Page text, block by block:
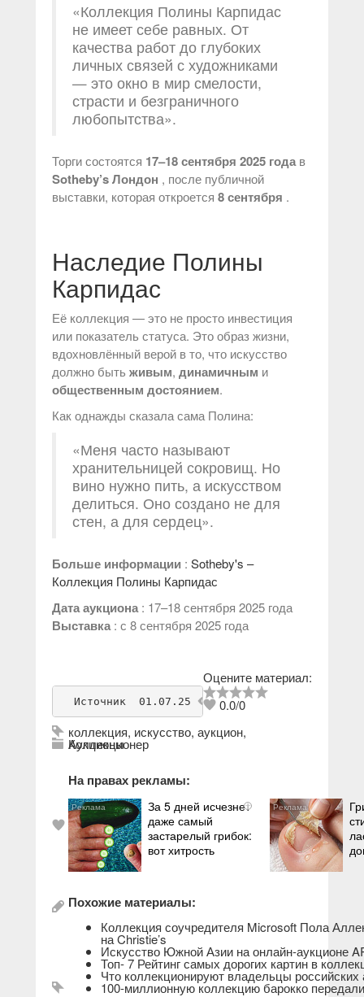
«Коллекция Полины Карпидас
не имеет себе равных. От
качества работ до глубоких
личных связей с художниками
— это окно в мир смелости,
страсти и безграничного
любопытства».
Торги состоятся 17–18 сентября 2025 годав
Sotheby’s Лондон , после публичной
выставки, которая откроется 8 сентября .
Наследие Полины
Карпидас
Её коллекция — это не просто инвестиция
или показатель статуса. Это образ жизни,
вдохновлённый верой в то, что искусство
должно быть живым, динамичным и
общественным достоянием.
Как однажды сказала сама Полина:
«Меня часто называют
хранительницей сокровищ. Но
вино нужно пить, а искусством
делиться. Оно создано не для
стен, а для сердец».
Больше информации : Sotheby's –
Коллекция Полины Карпидас
Дата аукциона: 17–18 сентября 2025 года
Выставка: с 8 сентября 2025 года
Оцените материал:
0.0/0
Источник
  01.07.25
596 admin
коллекция, искусство, аукцион,
Коллекционер
Аукционы
На правах рекламы:
i
За 5 дней исчезнет
даже самый
застарелый грибок:
вот хитрость
Похожие материалы:
Коллекция соучредителя Microsoft Пола
на Christie’s
Искусство Южной Азии на онлайн-аукционе
Топ- 7 Рейтинг самых дорогих картин в
Что коллекционируют владельцы российских
100-миллионную коллекцию барокко